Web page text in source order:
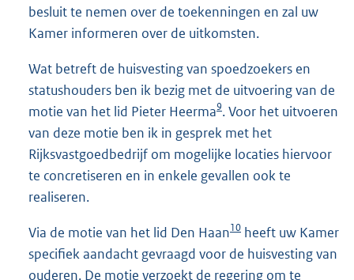
besluit te nemen over de toekenningen en zal uw
Kamer informeren over de uitkomsten.
Wat betreft de huisvesting van spoedzoekers en
statushouders ben ik bezig met de uitvoering van de
motie van het lid Pieter Heerma9. Voor het uitvoeren
van deze motie ben ik in gesprek met het
Rijksvastgoedbedrijf om mogelijke locaties hiervoor
te concretiseren en in enkele gevallen ook te
realiseren.
Via de motie van het lid Den Haan10 heeft uw Kamer
specifiek aandacht gevraagd voor de huisvesting van
ouderen. De motie verzoekt de regering om te